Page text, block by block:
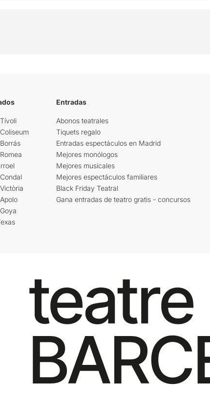
Entradas
Abonos teatrales
Tiquets regalo
Entradas espectáculos en Madrid
Mejores monólogos
Mejores musicales
Mejores espectáculos familiares
Black Friday Teatral
Gana entradas de teatro gratis - concursos